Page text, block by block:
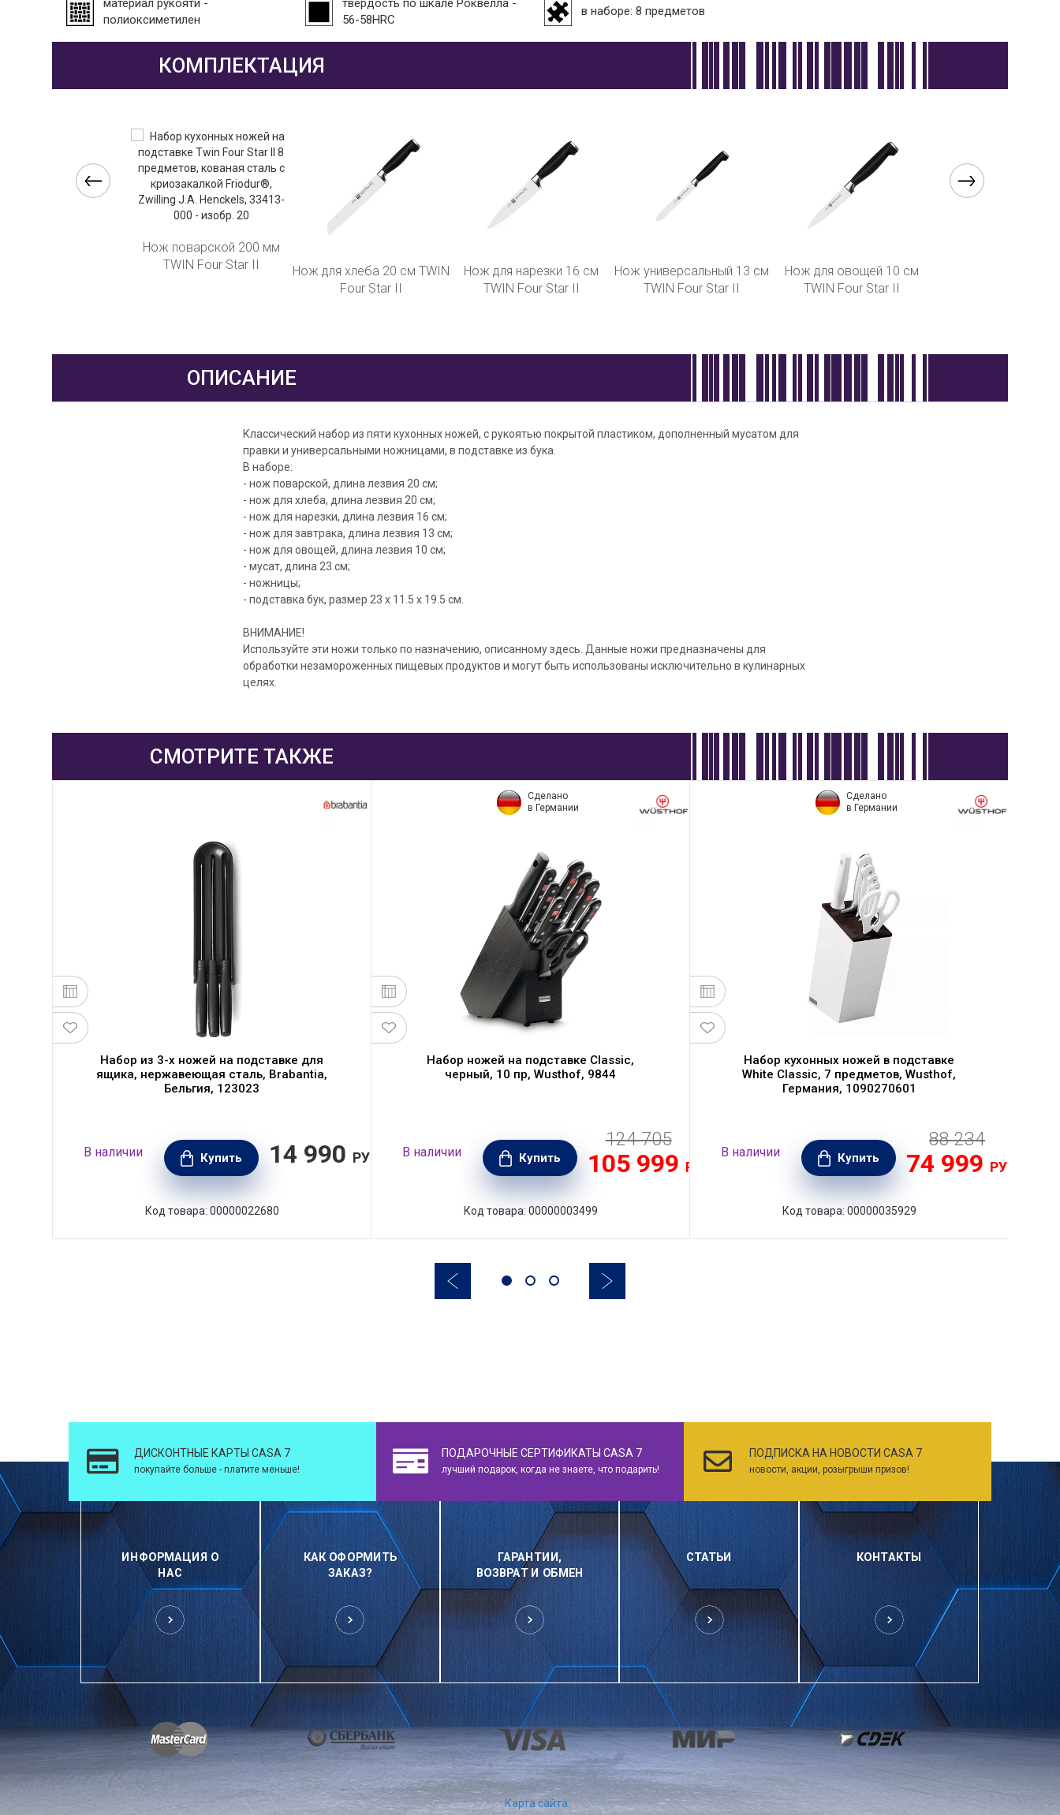
материал рукояти -
полиоксиметилен
твердость по шкале Роквелла -
56-58HRC
в наборе: 8 предметов
КОМПЛЕКТАЦИЯ
Нож поварской 200 мм
TWIN Four Star II
Нож для хлеба 20 cм TWIN
Four Star II
Нож для нарезки 16 cм
TWIN Four Star II
Нож универсальный 13 cм
TWIN Four Star II
Нож для овощей 10 cм
TWIN Four Star II
ОПИСАНИЕ
Классический набор из пяти кухонных ножей, с рукоятью покрытой пластиком, дополненный мусатом для
правки и универсальными ножницами, в подставке из бука.
В наборе:
- нож поварской, длина лезвия 20 см;
- нож для хлеба, длина лезвия 20 см;
- нож для нарезки, длина лезвия 16 см;
- нож для завтрака, длина лезвия 13 см;
- нож для овощей, длина лезвия 10 см;
- мусат, длина 23 см;
- ножницы;
- подставка бук, размер 23 х 11.5 х 19.5 см.
ВНИМАНИЕ!
Используйте эти ножи только по назначению, описанному здесь. Данные ножи предназначены для
обработки незамороженных пищевых продуктов и могут быть использованы исключительно в кулинарных
целях.
СМОТРИТЕ ТАКЖЕ
Набор из 3-х ножей на подставке для
ящика, нержавеющая сталь, Brabantia,
Бельгия, 123023
В наличии Купить 14 990 РУБ.
Код товара: 00000022680
Сделано
в Германии
Набор ножей на подставке Classic,
черный, 10 пр, Wusthof, 9844
В наличии Купить
124 705
105 999 РУБ.
Код товара: 00000003499
Сделано
в Германии
Набор кухонных ножей в подставке
White Classic, 7 предметов, Wusthof,
Германия, 1090270601
В наличии Купить
88 234
74 999 РУБ.
Код товара: 00000035929
ДИСКОНТНЫЕ КАРТЫ CASA 7
покупайте больше - платите меньше!
ПОДАРОЧНЫЕ СЕРТИФИКАТЫ CASA 7
лучший подарок, когда не знаете, что подарить!
ПОДПИСКА НА НОВОСТИ CASA 7
новости, акции, розыгрыши призов!
ИНФОРМАЦИЯ О
НАС
КАК ОФОРМИТЬ
ЗАКАЗ?
ГАРАНТИИ,
ВОЗВРАТ И ОБМЕН
СТАТЬИ КОНТАКТЫ
Карта сайта